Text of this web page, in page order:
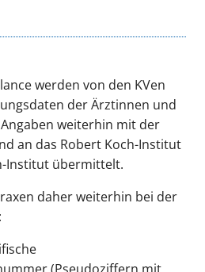
werden von den KVen
der Ärztinnen und
weiterhin mit der
an das Robert Koch-Institut
Institut übermittelt.
daher weiterhin bei der